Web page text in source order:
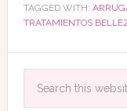
TAGGED WITH:
TRATAMIENTOS